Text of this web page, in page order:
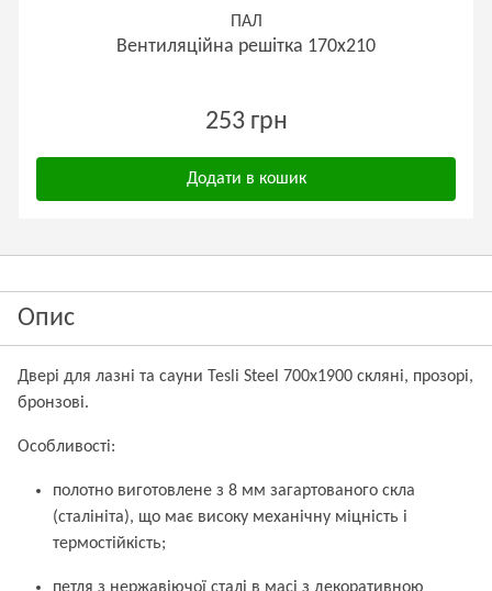
ПАЛ
Вентиляційна решітка 170х210
253 грн
Додати в кошик
Опис
Двері для лазні та сауни Tesli Steel 700х1900 скляні, прозорі,
бронзові.
Особливості:
полотно виготовлене з 8 мм загартованого скла
(сталініта), що має високу механічну міцність і
термостійкість;